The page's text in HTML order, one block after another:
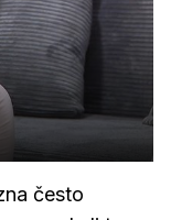
često